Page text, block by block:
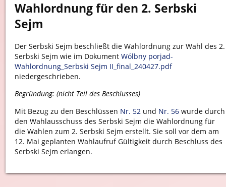
Wahlordnung für den 2. Serbski
Sejm
Der Serbski Sejm beschließt die Wahlordnung zur Wahl des 2.
Serbski Sejm wie im Dokument Wólbny porjad-
Wahlordnung_Serbski Sejm II_final_240427.pdf
niedergeschrieben.
Begründung: (nicht Teil des Beschlusses)
Mit Bezug zu den Beschlüssen Nr. 52und Nr. 56wurde durch
den Wahlausschuss des Serbski Sejm die Wahlordnung für
die Wahlen zum 2. Serbski Sejm erstellt. Sie soll vor dem am
12. Mai geplanten Wahlaufruf Gültigkeit durch Beschluss des
Serbski Sejm erlangen.